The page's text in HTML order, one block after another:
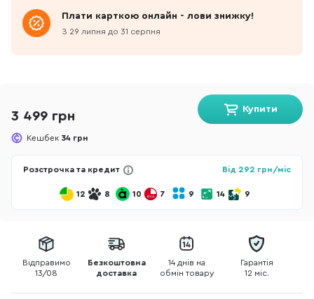
Плати карткою онлайн - лови знижку!
З 29 липня до 31 серпня
3 499 грн
Кешбек 34 грн
Купити
Розстрочка та кредит Від 292 грн/міс
12 8 10 7 9 14 9
Відправимо
13/08
Безкоштовна
доставка
14 днів на
обмін товару
Гарантія
12 міс.